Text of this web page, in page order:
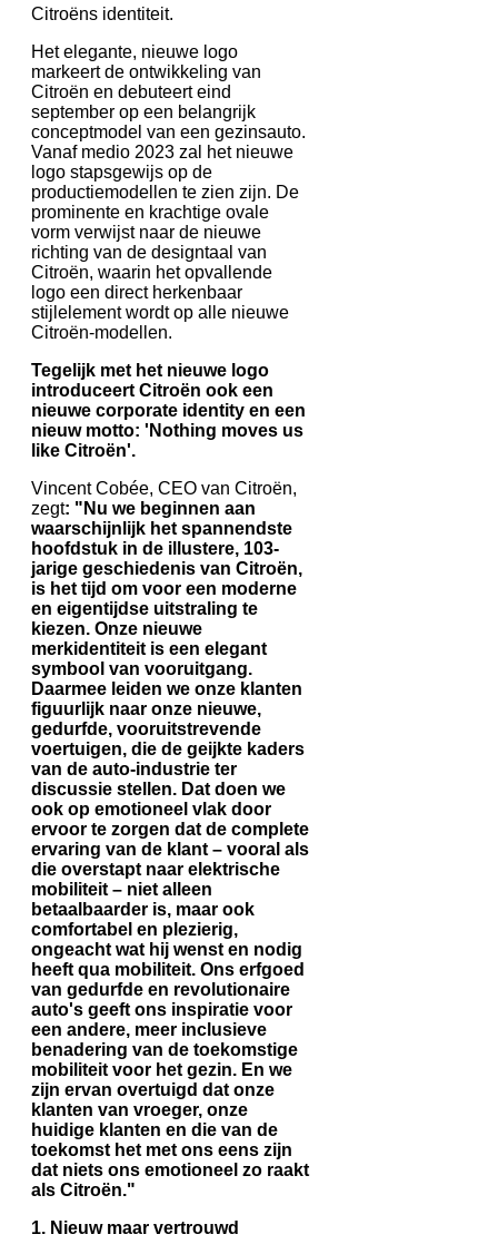
Citroëns identiteit.
Het elegante, nieuwe logo
markeert de ontwikkeling van
Citroën en debuteert eind
september op een belangrijk
conceptmodel van een gezinsauto.
Vanaf medio 2023 zal het nieuwe
logo stapsgewijs op de
productiemodellen te zien zijn. De
prominente en krachtige ovale
vorm verwijst naar de nieuwe
richting van de designtaal van
Citroën, waarin het opvallende
logo een direct herkenbaar
stijlelement wordt op alle nieuwe
Citroën-modellen.
Tegelijk met het nieuwe logo
introduceert Citroën ook een
nieuwe corporate identity en een
nieuw motto: 'Nothing moves us
like Citroën'.
Vincent Cobée, CEO van Citroën,
zegt: "Nu we beginnen aan
waarschijnlijk het spannendste
hoofdstuk in de illustere, 103-
jarige geschiedenis van Citroën,
is het tijd om voor een moderne
en eigentijdse uitstraling te
kiezen. Onze nieuwe
merkidentiteit is een elegant
symbool van vooruitgang.
Daarmee leiden we onze klanten
figuurlijk naar onze nieuwe,
gedurfde, vooruitstrevende
voertuigen, die de geijkte kaders
van de auto-industrie ter
discussie stellen. Dat doen we
ook op emotioneel vlak door
ervoor te zorgen dat de complete
ervaring van de klant – vooral als
die overstapt naar elektrische
mobiliteit – niet alleen
betaalbaarder is, maar ook
comfortabel en plezierig,
ongeacht wat hij wenst en nodig
heeft qua mobiliteit. Ons erfgoed
van gedurfde en revolutionaire
auto's geeft ons inspiratie voor
een andere, meer inclusieve
benadering van de toekomstige
mobiliteit voor het gezin. En we
zijn ervan overtuigd dat onze
klanten van vroeger, onze
huidige klanten en die van de
toekomst het met ons eens zijn
dat niets ons emotioneel zo raakt
als Citroën."
1. Nieuw maar vertrouwd